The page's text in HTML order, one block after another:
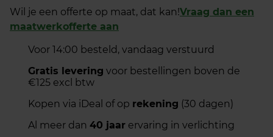
Wil je een offerte op maat, dat kan!Vraag dan een
maatwerkofferte aan
Voor 14:00 besteld, vandaag verstuurd
Gratis levering voor bestellingen boven de
€125 excl btw
Kopen via iDeal of op rekening (30 dagen)
Al meer dan 40 jaar ervaring in verlichting